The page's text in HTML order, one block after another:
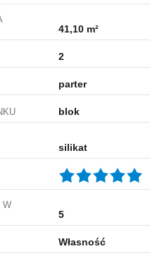
41,10 m²
2
parter
blok
silikat
W
5
Własność